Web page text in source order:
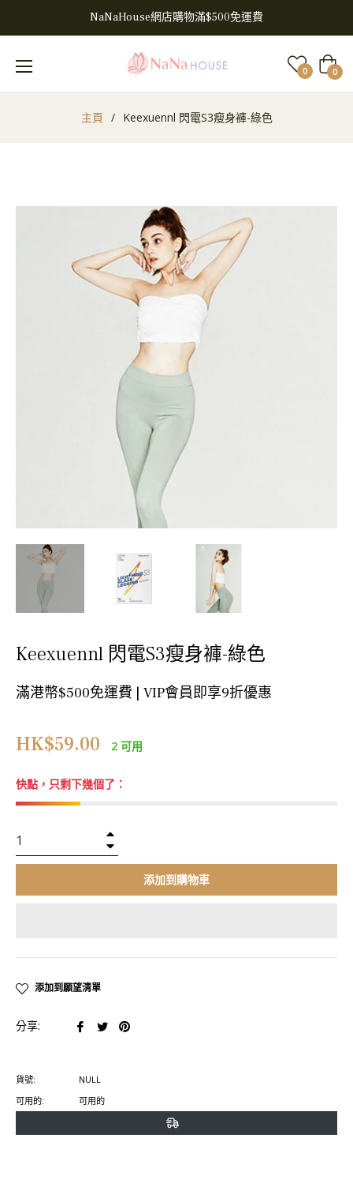
NaNaHouse網店購物滿$500免運費
0 大
車 0
主頁 / Keexuennl 閃電S3瘦身褲-綠色
Keexuennl 閃電S3瘦身褲-綠色
滿港幣$500免運費 | VIP會員即享9折優惠
正
價
HK$59.00 2 可用
快點，只剩下幾個了：
添加到購物車
添加到願望清單
分享:
在
上
分
在 在
貨號:
NULL
可用的:
可用的